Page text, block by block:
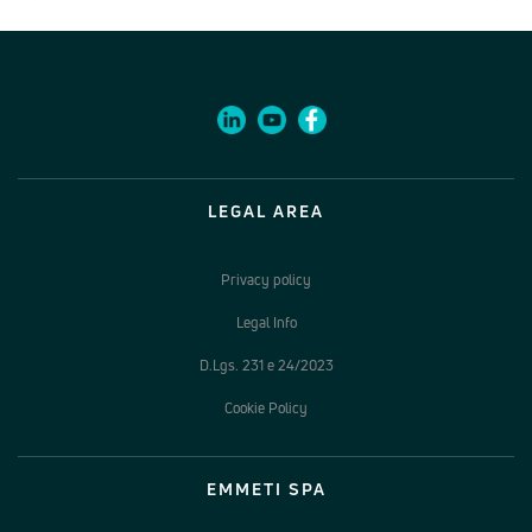
LEGAL AREA
Privacy policy
Legal Info
D.Lgs. 231 e 24/2023
Cookie Policy
EMMETI SPA